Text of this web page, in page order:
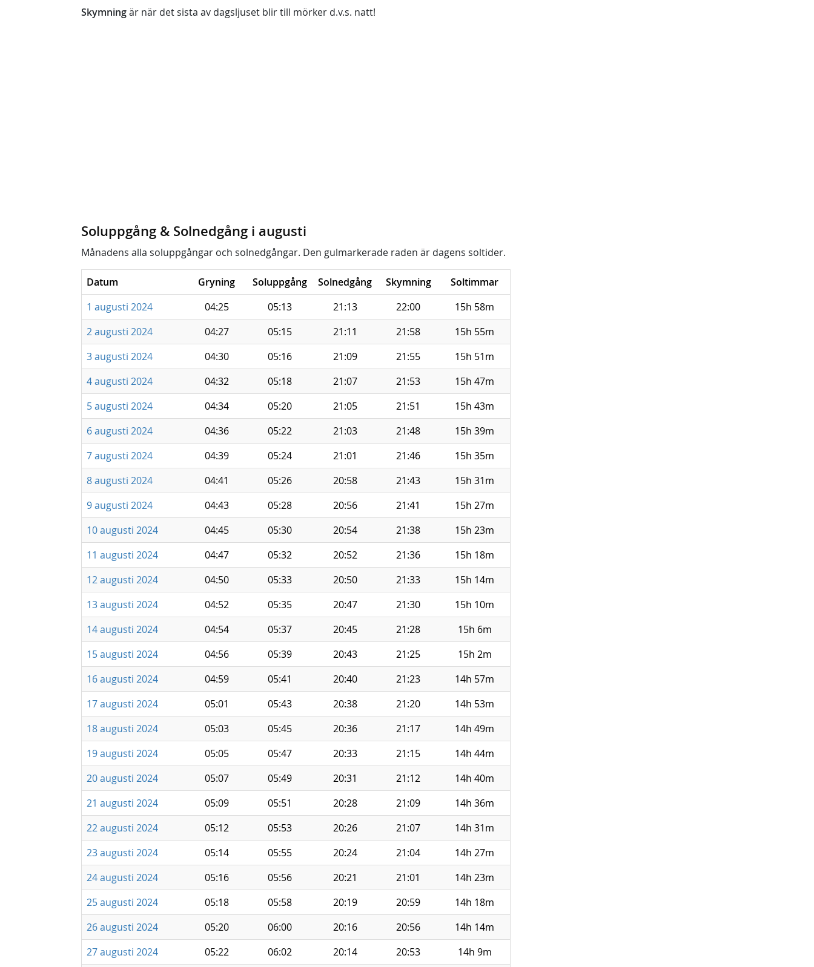
Skymningär när det sista av dagsljuset blir till mörker d.v.s. natt!
Soluppgång & Solnedgång i augusti
Månadens alla soluppgångar och solnedgångar. Den gulmarkerade raden är dagens soltider.
Datum Gryning Soluppgång Solnedgång Skymning
Soltimmar
1 augusti 2024
04:25 05:13 21:13 22:00
15h 58m
2 augusti 2024
04:27 05:15 21:11 21:58
15h 55m
3 augusti 2024
04:30 05:16 21:09 21:55
15h 51m
4 augusti 2024
04:32 05:18 21:07 21:53
15h 47m
5 augusti 2024
04:34 05:20 21:05 21:51
15h 43m
6 augusti 2024
04:36 05:22 21:03 21:48
15h 39m
7 augusti 2024
04:39 05:24 21:01 21:46
15h 35m
8 augusti 2024
04:41 05:26 20:58 21:43
15h 31m
9 augusti 2024
04:43 05:28 20:56 21:41
15h 27m
10 augusti 2024
04:45 05:30 20:54 21:38
15h 23m
11 augusti 2024
04:47 05:32 20:52 21:36
15h 18m
12 augusti 2024
04:50 05:33 20:50 21:33
15h 14m
13 augusti 2024
04:52 05:35 20:47 21:30
15h 10m
14 augusti 2024
04:54 05:37 20:45 21:28
15h 6m
15 augusti 2024
04:56 05:39 20:43 21:25
15h 2m
16 augusti 2024
04:59 05:41 20:40 21:23
14h 57m
17 augusti 2024
05:01 05:43 20:38 21:20
14h 53m
18 augusti 2024
05:03 05:45 20:36 21:17
14h 49m
19 augusti 2024
05:05 05:47 20:33 21:15
14h 44m
20 augusti 2024
05:07 05:49 20:31 21:12
14h 40m
21 augusti 2024
05:09 05:51 20:28 21:09
14h 36m
22 augusti 2024
05:12 05:53 20:26 21:07
14h 31m
23 augusti 2024
05:14 05:55 20:24 21:04
14h 27m
24 augusti 2024
05:16 05:56 20:21 21:01
14h 23m
25 augusti 2024
05:18 05:58 20:19 20:59
14h 18m
26 augusti 2024
05:20 06:00 20:16 20:56
14h 14m
27 augusti 2024
05:22 06:02 20:14 20:53 14h 9m